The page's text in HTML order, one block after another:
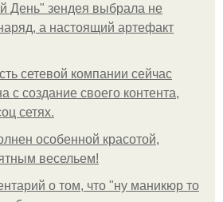
День" зендея выбрала не
а настоящий артефакт
сетевой компании сейчас
с создание своего контента,
сетях.
особенной красотой,
весельем!
о том, что "ну маникюр то